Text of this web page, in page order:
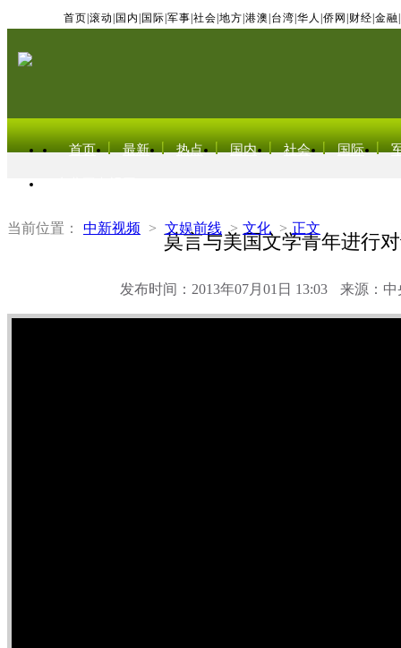
首页 滚动 国内 国际 军事 社会 地方 港澳 台湾 华人 侨网 财经 金融
首页 最新 热点 国内 社会 国际
当前位置： 中新视频 > 文娱前线 > 文化 > 正文
莫言与美国文学青年进行
发布时间：2013年07月01日 13:03 来源：中